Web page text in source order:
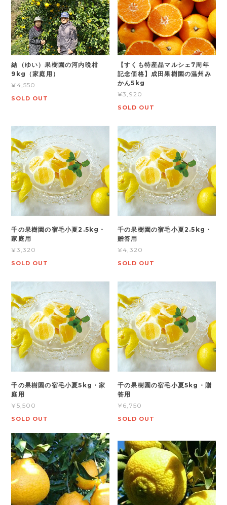
結（ゆい）果樹園の河内晩柑
9kg（家庭用）
¥4,550
SOLD OUT
【すくも特産品マルシェ7周年
記念価格】成田果樹園の温州み
かん5kg
¥3,920
SOLD OUT
千の果樹園の宿毛小夏2.5kg・
家庭用
¥3,320
SOLD OUT
千の果樹園の宿毛小夏2.5kg・
贈答用
¥4,320
SOLD OUT
千の果樹園の宿毛小夏5kg・家
庭用
¥5,500
SOLD OUT
千の果樹園の宿毛小夏5kg・贈
答用
¥6,750
SOLD OUT